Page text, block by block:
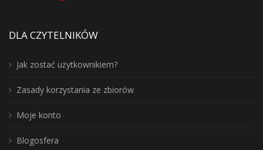
DLA CZYTELNIKÓW
Jak zostać użytkownikiem?
Zasady korzystania ze zbiorów
Moje konto
Blogosfera